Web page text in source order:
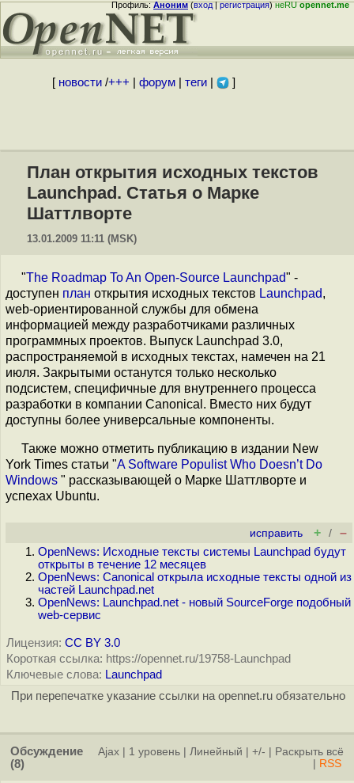
Профиль:Аноним(вход|регистрация)неRUopennet.me
[ новости/+++ форум| теги| ]
План открытия исходных текстов
Launchpad. Статья о Марке
Шаттлворте
13.01.2009 11:11 (MSK)
"The Roadmap To An Open-Source Launchpad" -
доступен план открытия исходных текстов Launchpad,
web-ориентированной службы для обмена
информацией между разработчиками различных
программных проектов. Выпуск Launchpad 3.0,
распространяемой в исходных текстах, намечен на 21
июля. Закрытыми останутся только несколько
подсистем, специфичные для внутреннего процесса
разработки в компании Canonical. Вместо них будут
доступны более универсальные компоненты.
Также можно отметить публикацию в издании New
York Times статьи "A Software Populist Who Doesn’t Do
Windows " рассказывающей о Марке Шаттлворте и
успехах Ubuntu.
исправить + / –
OpenNews: Исходные тексты системы Launchpad будут
открыты в течение 12 месяцев
OpenNews: Canonical открыла исходные тексты одной из
частей Launchpad.net
OpenNews: Launchpad.net - новый SourceForge подобный
web-сервис
Лицензия: CC BY 3.0
Короткая ссылка: https://opennet.ru/19758-Launchpad
Ключевые слова: Launchpad
При перепечатке указание ссылки на opennet.ru обязательно
Обсуждение
(8)
Ajax 1 уровень Линейный +/-
Раскрыть всё
RSS